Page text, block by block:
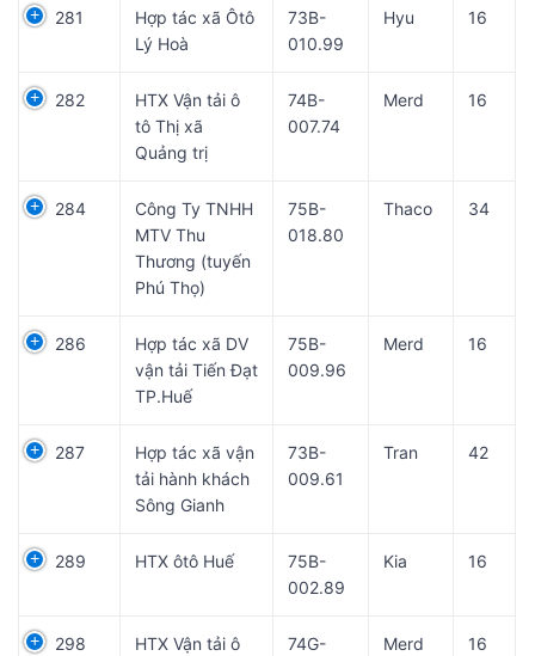
281
Hợp tác xã Ôtô
Lý Hoà
73B-
010.99
Hyu 16
282
HTX Vận tải ô
tô Thị xã
Quảng trị
74B-
007.74
Merd 16
284
Công Ty TNHH
MTV Thu
Thương (tuyến
Phú Thọ)
75B-
018.80
Thaco 34
286
Hợp tác xã DV
vận tải Tiến Đạt
TP.Huế
75B-
009.96
Merd 16
287
Hợp tác xã vận
tải hành khách
Sông Gianh
73B-
009.61
Tran 42
289 HTX ôtô Huế
75B-
002.89
Kia 16
298
HTX Vận tải ô
74G-
Merd 16